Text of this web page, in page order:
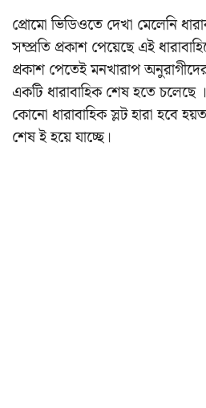
প্রোমো ভিডিওতে দেখা মেলেনি
সম্প্রতি প্রকাশ পেয়েছে এই
প্রকাশ পেতেই মনখারাপ
একটি ধারাবাহিক শেষ হতে
কোনো ধারাবাহিক স্লট হারা হবে
শেষ ই হয়ে যাচ্ছে।